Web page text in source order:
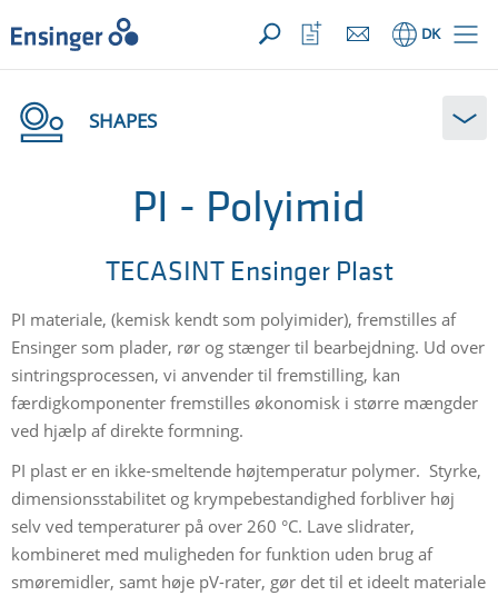
Din forespørgsel ({{productCount}} ProdukterÅbn
Hjem DK
Åbn
favoritliste
SHAPES
PI - Polyimid
TECASINT Ensinger Plast
PI materiale, (kemisk kendt som polyimider), fremstilles af
Ensinger som plader, rør og stænger til bearbejdning. Ud over
sintringsprocessen, vi anvender til fremstilling, kan
færdigkomponenter fremstilles økonomisk i større mængder
ved hjælp af direkte formning.
PI plast er en ikke-smeltende højtemperatur polymer. Styrke,
dimensionsstabilitet og krympebestandighed forbliver høj
selv ved temperaturer på over 260 °C. Lave slidrater,
kombineret med muligheden for funktion uden brug af
smøremidler, samt høje pV-rater, gør det til et ideelt materiale